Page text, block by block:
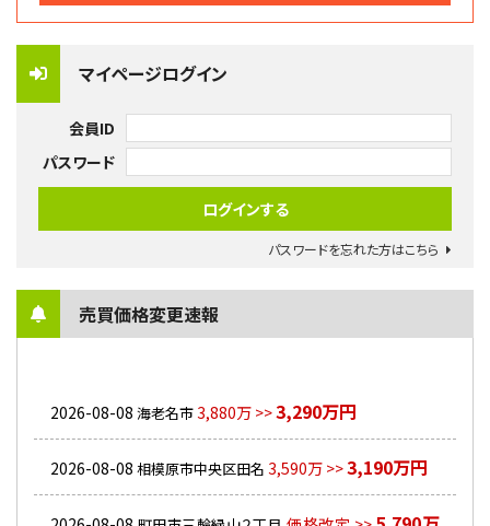
マイページログイン
会員ID
パスワード
パスワードを忘れた方はこちら
売買価格変更速報
2026-08-08 海老名市3,880万 >>3,290万円
2026-08-08 相模原市中央区田名 3,590万 >>3,190万円